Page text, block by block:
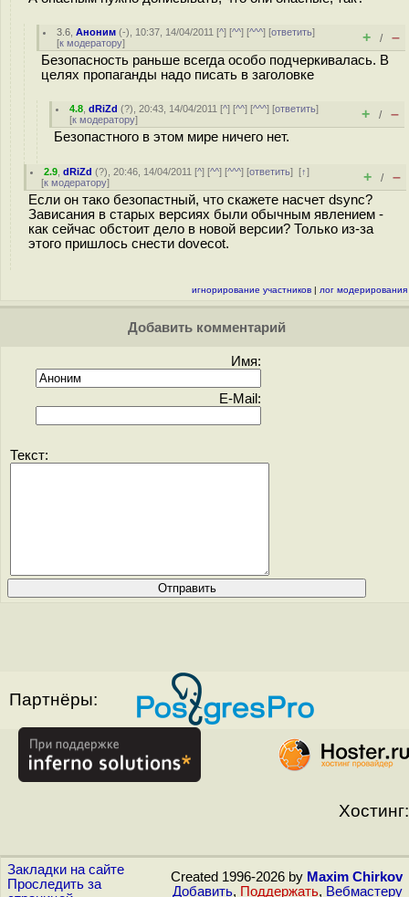
3.6 ,Аноним (-), 10:37, 14/04/2011 [^] [^^] [^^^] [ответить]
[к модератору] + / –
Безопасность раньше всегда особо подчеркивалась. В
целях пропаганды надо писать в заголовке
4.8 ,dRiZd (?), 20:43, 14/04/2011 [^] [^^] [^^^] [ответить]
[к модератору] + / –
Безопастного в этом мире ничего нет.
2.9 ,dRiZd (?), 20:46, 14/04/2011 [^] [^^] [^^^] [ответить][↑]
[к модератору] + / –
Если он тако безопастный, что скажете насчет dsync?
Зависания в старых версиях были обычным явлением -
как сейчас обстоит дело в новой версии? Только из-за
этого пришлось снести dovecot.
игнорирование участников | лог модерирования
Добавить комментарий
Имя:
E-Mail:
Текст:
Партнёры:
Хостинг:
Закладки на сайте
Проследить за
Created 1996-2026 by Maxim Chirkov
Добавить, Поддержать, Вебмастеру